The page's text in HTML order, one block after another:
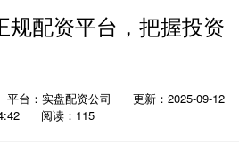
规配资平台，把握投资
平台：实盘配资公司
更新：2025-09-12
阅读：115